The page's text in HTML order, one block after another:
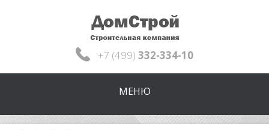
+7 (499) 332-334-10
МЕНЮ